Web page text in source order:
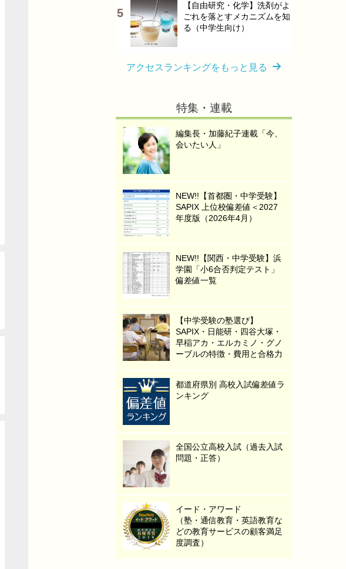
【自由研究・化学】洗剤がよ
ごれを落とすメカニズムを知
る（中学生向け）
アクセスランキングをもっと見る
特集・連載
編集長・加藤紀子連載「今、
会いたい人」
NEW!!【首都圏・中学受験】
SAPIX 上位校偏差値＜2027
年度版（2026年4月）
NEW!!【関西・中学受験】浜
学園「小6合否判定テスト」
偏差値一覧
【中学受験の塾選び】
SAPIX・日能研・四谷大塚・
早稲アカ・エルカミノ・グノ
ーブルの特徴・費用と合格力
都道府県別 高校入試偏差値ラ
ンキング
全国公立高校入試（過去入試
問題・正答）
イード・アワード
（塾・通信教育・英語教育な
どの教育サービスの顧客満足
度調査）